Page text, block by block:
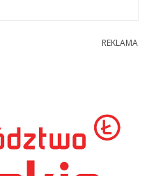
REKLAMA